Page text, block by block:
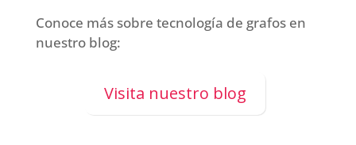
Conoce más sobre tecnología de grafos en
nuestro blog:
Visita nuestro blog